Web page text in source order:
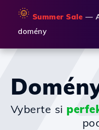
🌞 Summer Sale —
domény
Vyberte si